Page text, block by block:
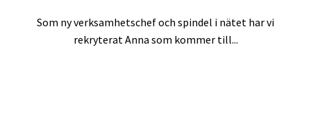
Som ny verksamhetschef och spindel i nätet har vi
rekryterat Anna som kommer till...